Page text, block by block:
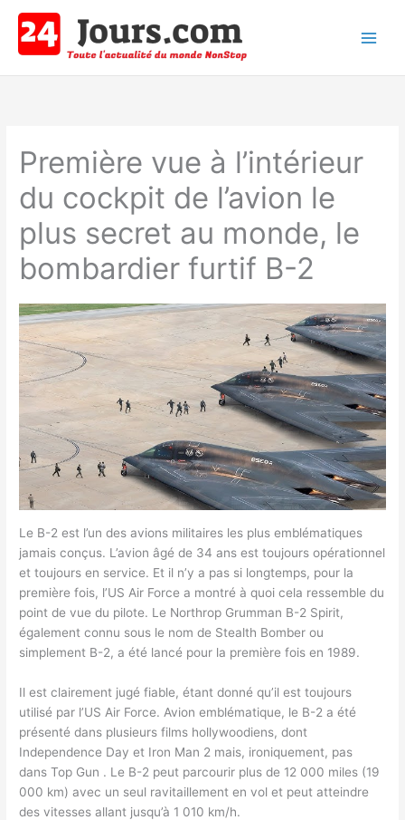
contenu
Première vue à l’intérieur
du cockpit de l’avion le
plus secret au monde, le
bombardier furtif B-2
Le B-2 est l’un des avions militaires les plus emblématiques
jamais conçus. L’avion âgé de 34 ans est toujours opérationnel
et toujours en service. Et il n’y a pas si longtemps, pour la
première fois, l’US Air Force a montré à quoi cela ressemble du
point de vue du pilote. Le Northrop Grumman B-2 Spirit,
également connu sous le nom de Stealth Bomber ou
simplement B-2, a été lancé pour la première fois en 1989.
Il est clairement jugé fiable, étant donné qu’il est toujours
utilisé par l’US Air Force. Avion emblématique, le B-2 a été
présenté dans plusieurs films hollywoodiens, dont
Independence Day et Iron Man 2 mais, ironiquement, pas
dans Top Gun . Le B-2 peut parcourir plus de 12 000 miles (19
000 km) avec un seul ravitaillement en vol et peut atteindre
des vitesses allant jusqu’à 1 010 km/h.